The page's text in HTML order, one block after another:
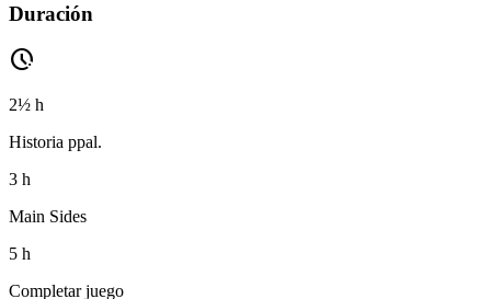
Duración
pace
2½ h
Historia ppal.
3 h
Main Sides
5 h
Completar juego